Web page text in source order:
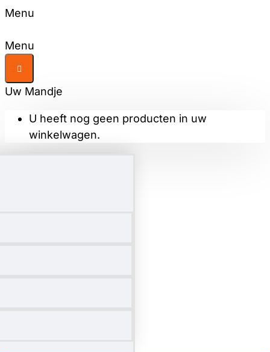
Menu
Menu
Uw Mandje
U heeft nog geen producten in uw
winkelwagen.